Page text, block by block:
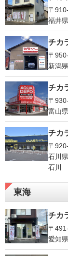
〒
福井
チカ
〒
新潟
チカ
〒
富山
チカ
〒
石川
石川
東海
チカ
〒
愛知